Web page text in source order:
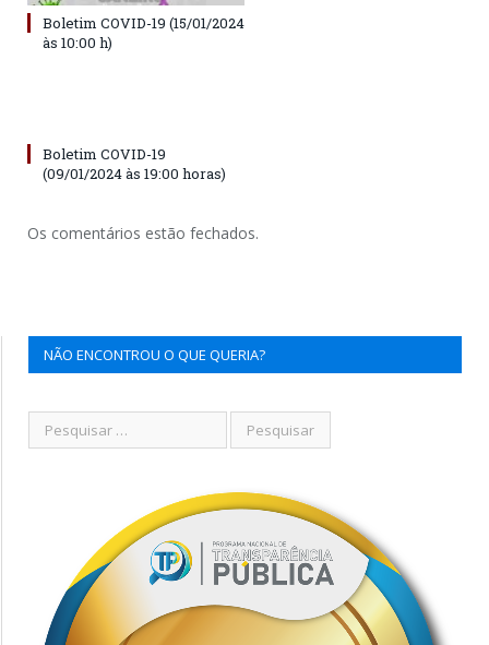
Boletim COVID-19 (15/01/2024
às 10:00 h)
Boletim COVID-19
(09/01/2024 às 19:00 horas)
Os comentários estão fechados.
NÃO ENCONTROU O QUE QUERIA?